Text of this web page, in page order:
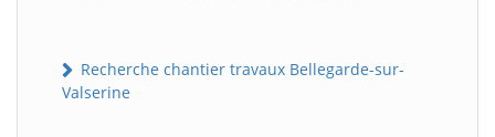
Recherche chantier travaux Bellegarde-sur-
Valserine